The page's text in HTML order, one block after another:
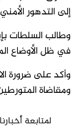
إلى التدهور
وطالب السلطات
في ظل الأوضاع
وأكد على ضرورة
ومقاضاة